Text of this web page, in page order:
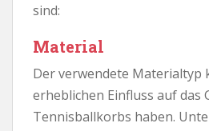
sind:
Material
Der verwendete Materialtyp
erheblichen Einfluss auf das
Tennisballkorbs haben.